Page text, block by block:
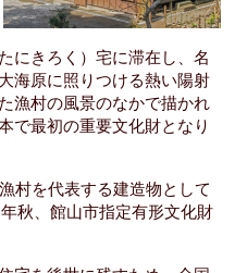
にきろく）宅に滞在し、名
原に照りつける熱い陽射
漁村の風景のなかで描かれ
で最初の重要文化財となり
村を代表する建造物として
秋、館山市指定有形文化財